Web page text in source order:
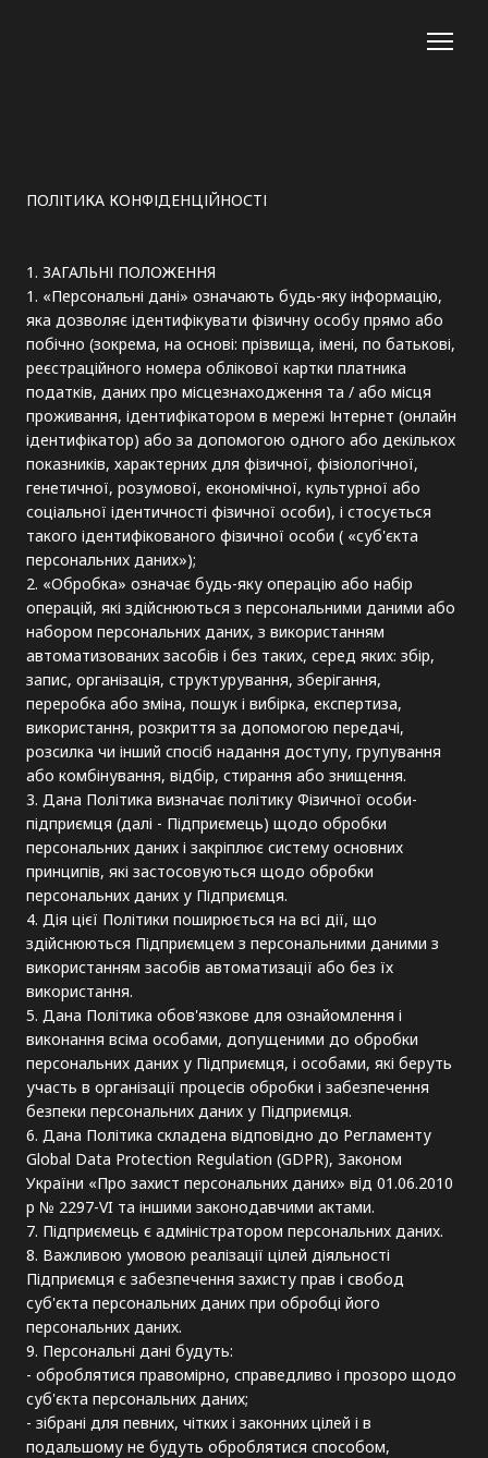
ПОЛІТИКА КОНФІДЕНЦІЙНОСТІ
1. ЗАГАЛЬНІ ПОЛОЖЕННЯ
1. «Персональні дані» означають будь-яку інформацію,
яка дозволяє ідентифікувати фізичну особу прямо або
побічно (зокрема, на основі: прізвища, імені, по батькові,
реєстраційного номера облікової картки платника
податків, даних про місцезнаходження та / або місця
проживання, ідентифікатором в мережі Інтернет (онлайн
ідентифікатор) або за допомогою одного або декількох
показників, характерних для фізичної, фізіологічної,
генетичної, розумової, економічної, культурної або
соціальної ідентичності фізичної особи), і стосується
такого ідентифікованого фізичної особи ( «суб'єкта
персональних даних»);
2. «Обробка» означає будь-яку операцію або набір
операцій, які здійснюються з персональними даними або
набором персональних даних, з використанням
автоматизованих засобів і без таких, серед яких: збір,
запис, організація, структурування, зберігання,
переробка або зміна, пошук і вибірка, експертиза,
використання, розкриття за допомогою передачі,
розсилка чи інший спосіб надання доступу, групування
або комбінування, відбір, стирання або знищення.
3. Дана Політика визначає політику Фізичної особи-
підприємця (далі - Підприємець) щодо обробки
персональних даних і закріплює систему основних
принципів, які застосовуються щодо обробки
персональних даних у Підприємця.
4. Дія цієї Політики поширюється на всі дії, що
здійснюються Підприємцем з персональними даними з
використанням засобів автоматизації або без їх
використання.
5. Дана Політика обов'язкове для ознайомлення і
виконання всіма особами, допущеними до обробки
персональних даних у Підприємця, і особами, які беруть
участь в організації процесів обробки і забезпечення
безпеки персональних даних у Підприємця.
6. Дана Політика складена відповідно до Регламенту
Global Data Protection Regulation (GDPR), Законом
України «Про захист персональних даних» від 01.06.2010
р № 2297-VI та іншими законодавчими актами.
7. Підприємець є адміністратором персональних даних.
8. Важливою умовою реалізації цілей діяльності
Підприємця є забезпечення захисту прав і свобод
суб'єкта персональних даних при обробці його
персональних даних.
9. Персональні дані будуть:
- оброблятися правомірно, справедливо і прозоро щодо
суб'єкта персональних даних;
- зібрані для певних, чітких і законних цілей і в
подальшому не будуть оброблятися способом,